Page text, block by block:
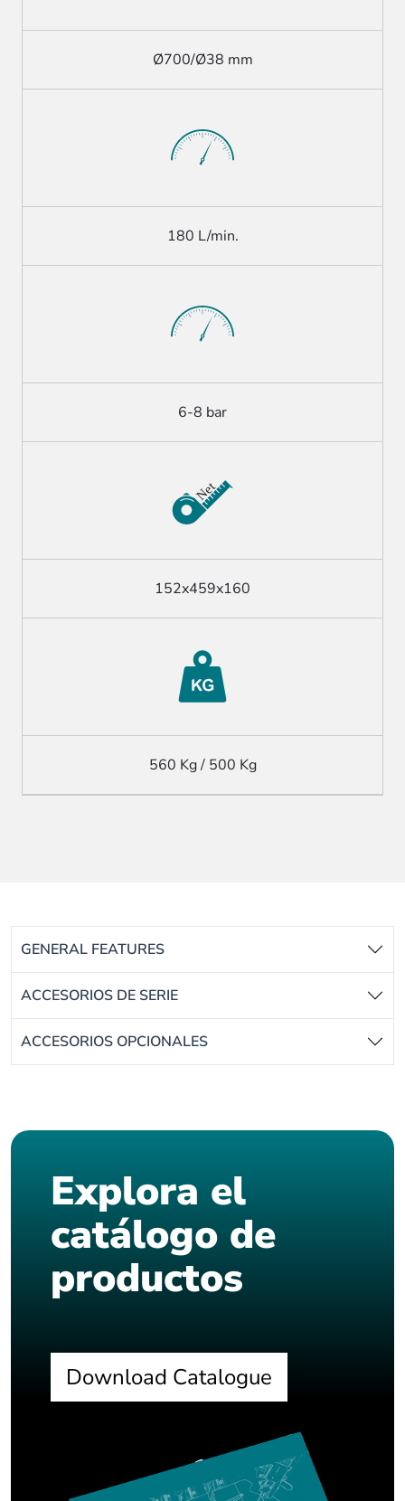
Ø700/Ø38 mm
180 L/min.
6-8 bar
152x459x160
560 Kg / 500 Kg
GENERAL FEATURES
ACCESORIOS DE SERIE
ACCESORIOS OPCIONALES
Explora el
catálogo de
productos
Download Catalogue